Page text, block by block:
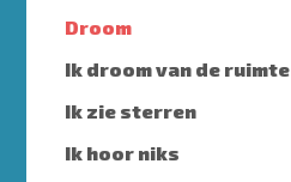
Droom
Ik droom van de ruimte
Ik zie sterren
Ik hoor niks